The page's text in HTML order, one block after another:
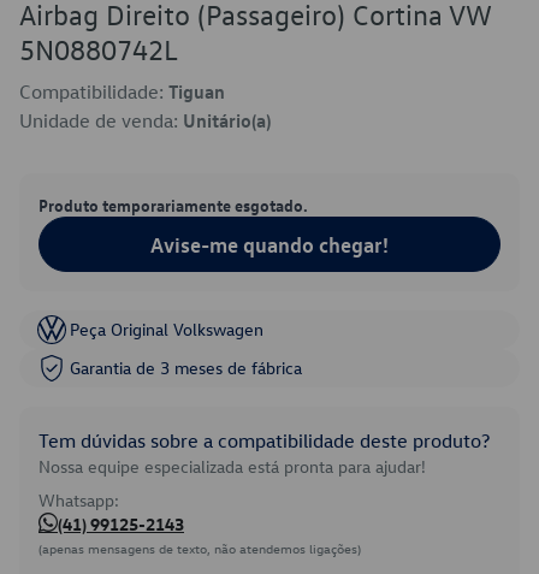
Airbag Direito (Passageiro) Cortina VW
5N0880742L
Compatibilidade: Tiguan
Unidade de venda: Unitário(a)
Produto temporariamente esgotado.
Avise-me quando chegar!
Peça Original Volkswagen
Garantia de 3 meses de fábrica
Tem dúvidas sobre a compatibilidade deste produto?
Nossa equipe especializada está pronta para ajudar!
Whatsapp:
(41) 99125-2143
(apenas mensagens de texto, não atendemos ligações)